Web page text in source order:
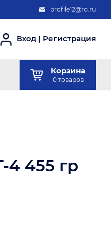
profile12@ro.ru
Вход | Регистрация
Корзина
0 товаров
4 455 гр